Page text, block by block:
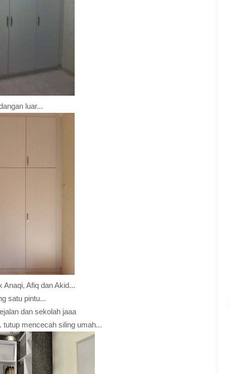
luar...
Anaqi, Afiq dan Akid...
satu pintu...
dan sekolah jaaa
tutup mencecah siling umah...